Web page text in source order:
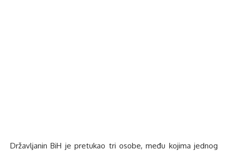
Državljanin BiH je pretukao tri osobe, među kojima jednog